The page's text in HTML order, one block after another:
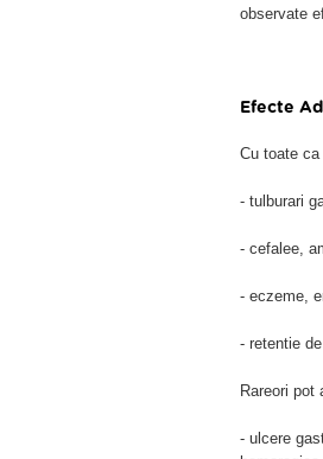
observate
Efecte
Cu toate
- tulburari
- cefalee,
- eczeme,
- retentie
Rareori pot
- ulcere